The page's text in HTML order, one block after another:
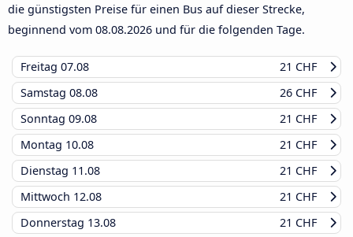
die günstigsten Preise für einen Bus auf dieser Strecke,
beginnend vom 08.08.2026 und für die folgenden Tage.
Freitag 07.08
21 CHF
Samstag 08.08
26 CHF
Sonntag 09.08
21 CHF
Montag 10.08
21 CHF
Dienstag 11.08
21 CHF
Mittwoch 12.08
21 CHF
Donnerstag 13.08 21 CHF